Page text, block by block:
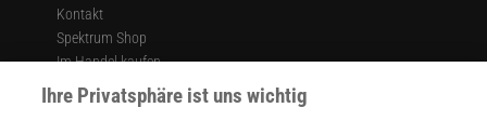
Kontakt
Spektrum Shop
Im Handel kaufen
Presse
Verträge kündigen
Ihre Privatsphäre ist uns wichtig